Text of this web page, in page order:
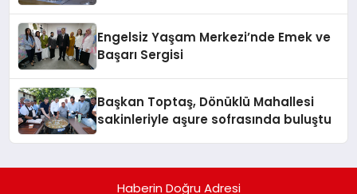
Engelsiz Yaşam Merkezi’nde Emek ve
Başarı Sergisi
Başkan Toptaş, Dönüklü Mahallesi
sakinleriyle aşure sofrasında buluştu
Haberin Doğru Adresi